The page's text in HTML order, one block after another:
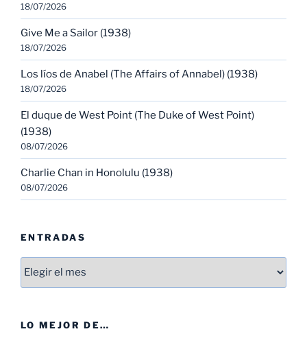
18/07/2026
Give Me a Sailor (1938)
18/07/2026
Los líos de Anabel (The Affairs of Annabel) (1938)
18/07/2026
El duque de West Point (The Duke of West Point)
(1938)
08/07/2026
Charlie Chan in Honolulu (1938)
08/07/2026
ENTRADAS
Entradas
LO MEJOR DE…